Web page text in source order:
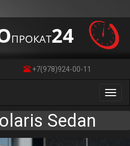
ПРОКАТ24
+7(978)924-00-11
Sedan